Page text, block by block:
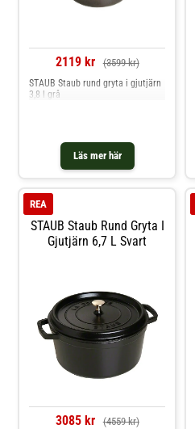
2119 kr (3599 kr)
Läs mer här
STAUB Staub rund gryta i gjutjärn
3,8 l grå
STAUB Staub Rund Gryta I
Gjutjärn 6,7 L Svart
REA
3085 kr (4559 kr)